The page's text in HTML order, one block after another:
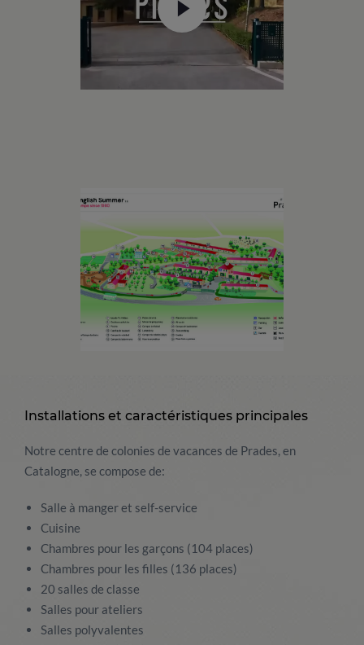
Installations et caractéristiques principales
Notre centre de colonies de vacances de Prades, en
Catalogne, se compose de:
Salle à manger et self-service
Cuisine
Chambres pour les garçons (104 places)
Chambres pour les filles (136 places)
20 salles de classe
Salles pour ateliers
Salles polyvalentes